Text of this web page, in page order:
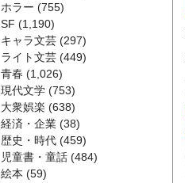
ホラー (755)
SF (1,190)
キャラ文芸 (297)
ライト文芸 (449)
青春 (1,026)
現代文学 (753)
大衆娯楽 (638)
経済・企業 (38)
歴史・時代 (459)
児童書・童話 (484)
絵本 (59)